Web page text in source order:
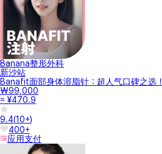
Banana整形外科
新沙站
Banafit面部身体溶脂针：超人气口碑之选！
₩99,000
≈ ¥470.9
9.4(10+)
400+
应用支付